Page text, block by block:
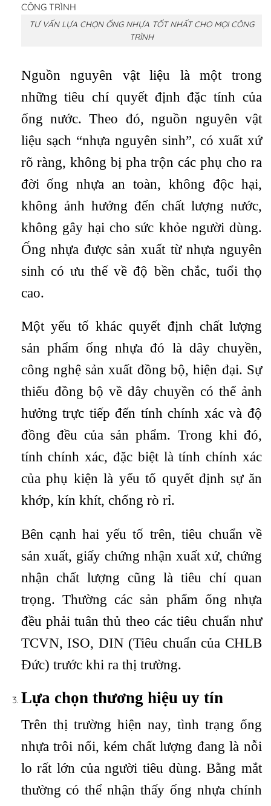
TƯ VẤN LỰA CHỌN ỐNG NHỰA TỐT NHẤT CHO MỌI CÔNG
TRÌNH
Nguồn nguyên vật liệu là một trong
những tiêu chí quyết định đặc tính của
ống nước. Theo đó, nguồn nguyên vật
liệu sạch “nhựa nguyên sinh”, có xuất xứ
rõ ràng, không bị pha trộn các phụ cho ra
đời ống nhựa an toàn, không độc hại,
không ảnh hưởng đến chất lượng nước,
không gây hại cho sức khỏe người dùng.
Ống nhựa được sản xuất từ nhựa nguyên
sinh có ưu thế về độ bền chắc, tuổi thọ
cao.
Một yếu tố khác quyết định chất lượng
sản phẩm ống nhựa đó là dây chuyền,
công nghệ sản xuất đồng bộ, hiện đại. Sự
thiếu đồng bộ về dây chuyền có thể ảnh
hưởng trực tiếp đến tính chính xác và độ
đồng đều của sản phẩm. Trong khi đó,
tính chính xác, đặc biệt là tính chính xác
của phụ kiện là yếu tố quyết định sự ăn
khớp, kín khít, chống rò rỉ.
Bên cạnh hai yếu tố trên, tiêu chuẩn về
sản xuất, giấy chứng nhận xuất xứ, chứng
nhận chất lượng cũng là tiêu chí quan
trọng. Thường các sản phẩm ống nhựa
đều phải tuân thủ theo các tiêu chuẩn như
TCVN, ISO, DIN (Tiêu chuẩn của CHLB
Đức) trước khi ra thị trường.
Lựa chọn thương hiệu uy tín
Trên thị trường hiện nay, tình trạng ống
nhựa trôi nổi, kém chất lượng đang là nỗi
lo rất lớn của người tiêu dùng. Bằng mắt
thường có thể nhận thấy ống nhựa chính